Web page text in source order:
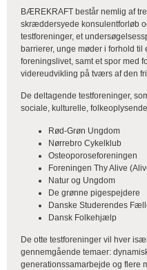
BÆREKRAFT består nemlig af
skræddersyede konsulentforløb
testforeninger, et
barrierer, unge møder i forhold
foreningslivet, samt et spor med
videreudvikling på tværs af den
De deltagende testforeninger,
sociale, kulturelle,
Rød-Grøn Ungdom
Nørrebro Cykelklub
Osteoporoseforeningen
Foreningen Thy Alive
Natur og Ungdom
De grønne pigespejdere
Danske Studerendes
Dansk Folkehjælp
De otte testforeninger vil hver
gennemgående temaer:
generationssamarbejde og flere